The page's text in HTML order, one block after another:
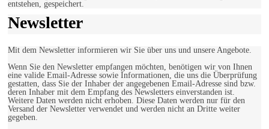
entstehen, gespeichert.
Newsletter
Mit dem Newsletter informieren wir Sie über uns und unsere Angebote.
Wenn Sie den Newsletter empfangen möchten, benötigen wir von Ihnen
eine valide Email-Adresse sowie Informationen, die uns die Überprüfung
gestatten, dass Sie der Inhaber der angegebenen Email-Adresse sind bzw.
deren Inhaber mit dem Empfang des Newsletters einverstanden ist.
Weitere Daten werden nicht erhoben. Diese Daten werden nur für den
Versand der Newsletter verwendet und werden nicht an Dritte weiter
gegeben.